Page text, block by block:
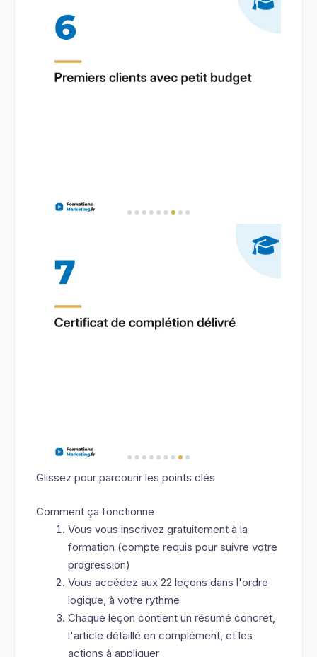
Glissez pour parcourir les points clés
Comment ça fonctionne
Vous vous inscrivez gratuitement à la
formation (compte requis pour suivre votre
progression)
Vous accédez aux 22 leçons dans l'ordre
logique, à votre rythme
Chaque leçon contient un résumé concret,
l'article détaillé en complément, et les
actions à appliquer